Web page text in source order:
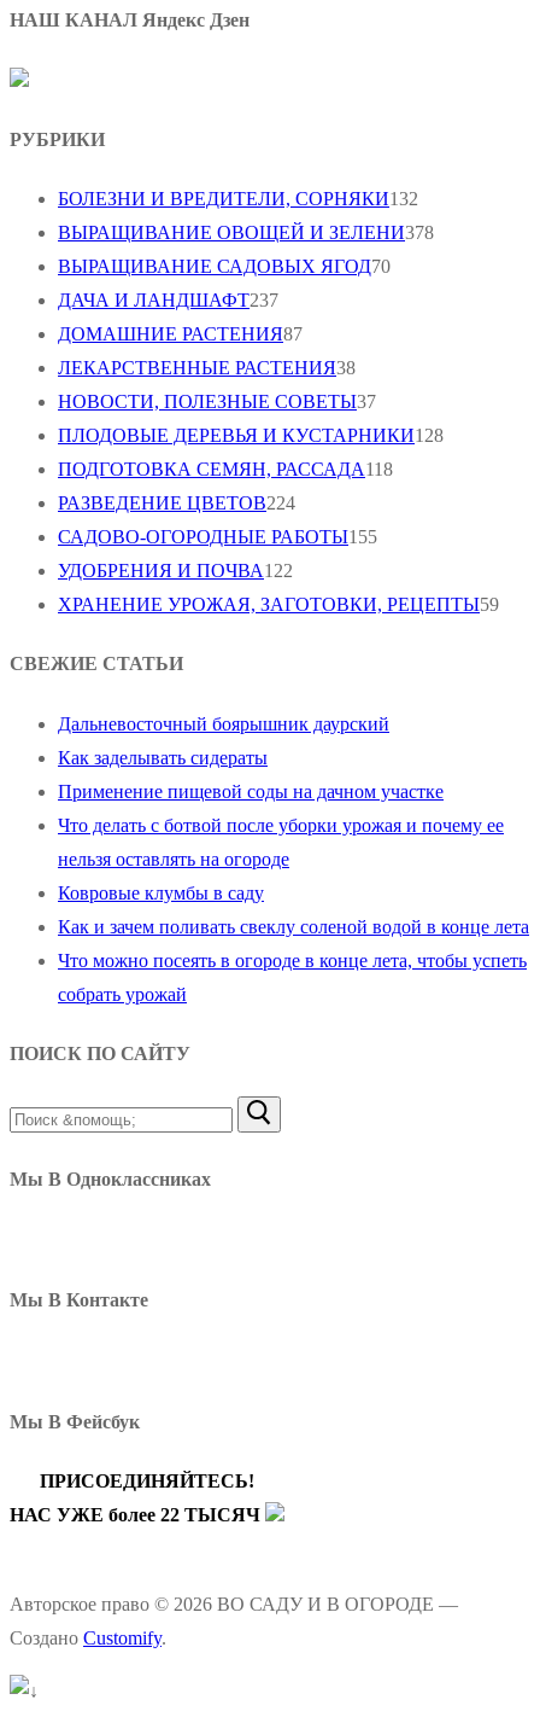
НАШ КАНАЛ Яндекс Дзен
РУБРИКИ
БОЛЕЗНИ И ВРЕДИТЕЛИ, СОРНЯКИ132
ВЫРАЩИВАНИЕ ОВОЩЕЙ И ЗЕЛЕНИ378
ВЫРАЩИВАНИЕ САДОВЫХ ЯГОД70
ДАЧА И ЛАНДШАФТ237
ДОМАШНИЕ РАСТЕНИЯ87
ЛЕКАРСТВЕННЫЕ РАСТЕНИЯ38
НОВОСТИ, ПОЛЕЗНЫЕ СОВЕТЫ37
ПЛОДОВЫЕ ДЕРЕВЬЯ И КУСТАРНИКИ128
ПОДГОТОВКА СЕМЯН, РАССАДА118
РАЗВЕДЕНИЕ ЦВЕТОВ224
САДОВО-ОГОРОДНЫЕ РАБОТЫ155
УДОБРЕНИЯ И ПОЧВА122
ХРАНЕНИЕ УРОЖАЯ, ЗАГОТОВКИ, РЕЦЕПТЫ59
СВЕЖИЕ СТАТЬИ
Дальневосточный боярышник даурский
Как заделывать сидераты
Применение пищевой соды на дачном участке
Что делать с ботвой после уборки урожая и почему ее
нельзя оставлять на огороде
Ковровые клумбы в саду
Как и зачем поливать свеклу соленой водой в конце лета
Что можно посеять в огороде в конце лета, чтобы успеть
собрать урожай
ПОИСК ПО САЙТУ
Найти:
Мы В Одноклассниках
Мы В Контакте
Мы В Фейсбук
ПРИСОЕДИНЯЙТЕСЬ!
НАС УЖЕ более 22 ТЫСЯЧ
Авторское право © 2026 ВО САДУ И В ОГОРОДЕ —
Создано Customify.